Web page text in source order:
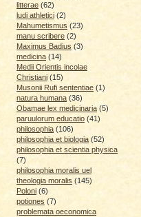
litterae (62)
ludi athletici (2)
Mahumetismus (23)
manu scribere (2)
Maximus Badius (3)
medicina (14)
Medii Orientis incolae
Christiani (15)
Musonii Rufi sententiae (1)
natura humana (36)
Obamae lex medicinaria (5)
paruulorum educatio (41)
philosophia (106)
philosophia et biologia (52)
philosophia et scientia physica
(7)
philosophia moralis uel
theologia moralis (145)
Poloni (6)
potiones (7)
problemata oeconomica